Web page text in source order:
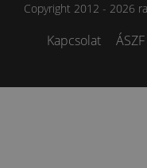
Copyright 2012 - 2026
Kapcsolat ÁSZF